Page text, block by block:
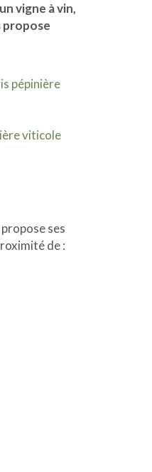
vigne à vin,
propose
pépinière
viticole
ses
de :